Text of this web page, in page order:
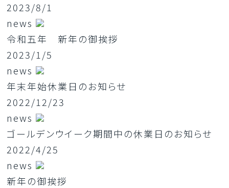
2023/8/1
news
令和五年 新年の御挨拶
2023/1/5
news
年末年始休業日のお知らせ
2022/12/23
news
ゴールデンウイーク期間中の休業日のお知らせ
2022/4/25
news
新年の御挨拶